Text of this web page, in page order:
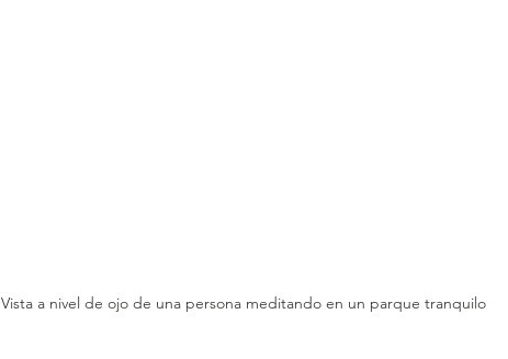
Vista a nivel de ojo de una persona meditando en un parque tranquilo